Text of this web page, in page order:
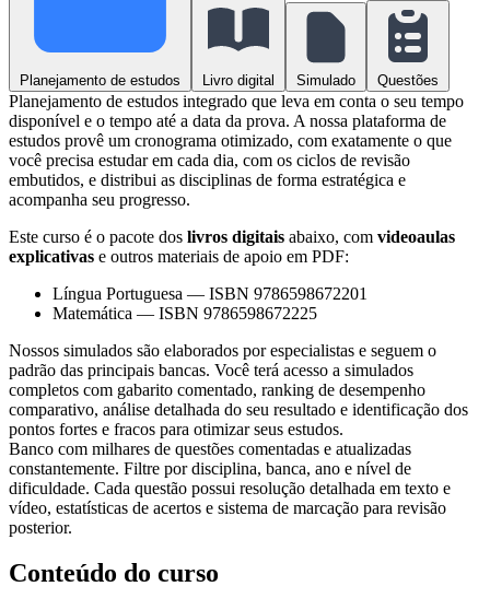
Planejamento de estudos Livro digital Simulado Questões
Planejamento de estudos integrado que leva em conta o seu tempo
disponível e o tempo até a data da prova. A nossa plataforma de
estudos provê um cronograma otimizado, com exatamente o que
você precisa estudar em cada dia, com os ciclos de revisão
embutidos, e distribui as disciplinas de forma estratégica e
acompanha seu progresso.
Este curso é o pacote dos livros digitais abaixo, com videoaulas
explicativas e outros materiais de apoio em PDF:
Língua Portuguesa — ISBN 9786598672201
Matemática — ISBN 9786598672225
Nossos simulados são elaborados por especialistas e seguem o
padrão das principais bancas. Você terá acesso a simulados
completos com gabarito comentado, ranking de desempenho
comparativo, análise detalhada do seu resultado e identificação dos
pontos fortes e fracos para otimizar seus estudos.
Banco com milhares de questões comentadas e atualizadas
constantemente. Filtre por disciplina, banca, ano e nível de
dificuldade. Cada questão possui resolução detalhada em texto e
vídeo, estatísticas de acertos e sistema de marcação para revisão
posterior.
Conteúdo do curso